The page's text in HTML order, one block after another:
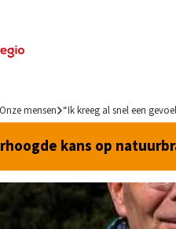
Onze mensen “Ik kreeg al snel een
kans op